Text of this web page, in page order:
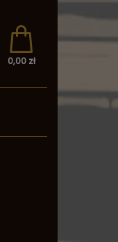
0,00 zł